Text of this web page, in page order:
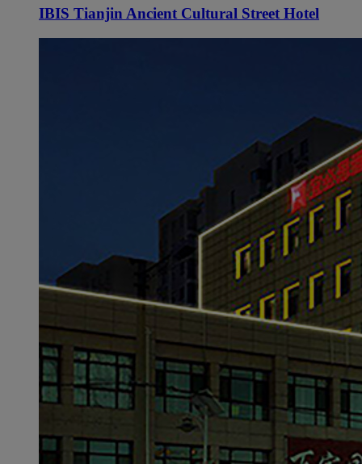
IBIS Tianjin Ancient Cultural Street Hotel